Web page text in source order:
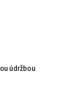
údržbou